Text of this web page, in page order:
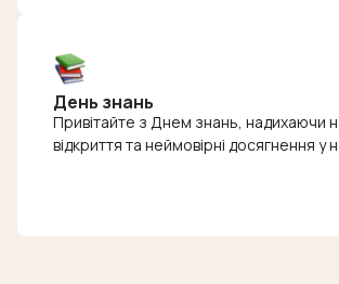
День знань
Привітайте з Днем знань, надихаючи
відкриття та неймовірні досягнення у